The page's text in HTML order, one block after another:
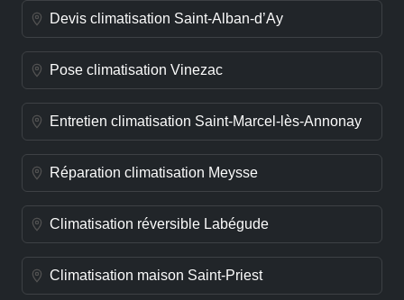
Devis climatisation Saint-Alban-d’Ay
Pose climatisation Vinezac
Entretien climatisation Saint-Marcel-lès-Annonay
Réparation climatisation Meysse
Climatisation réversible Labégude
Climatisation maison Saint-Priest